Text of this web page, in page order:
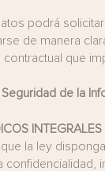
podrá
de manera
que
de la
la ley